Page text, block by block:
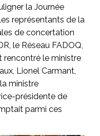
la Journée
représentants de la
de concertation
le Réseau FADOQ,
rencontré le ministre
Lionel Carmant,
ministre
présidente de
parmi ces